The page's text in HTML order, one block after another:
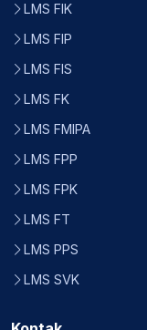
LMS FIK
LMS FIP
LMS FIS
LMS FK
LMS FMIPA
LMS FPP
LMS FPK
LMS FT
LMS PPS
LMS SVK